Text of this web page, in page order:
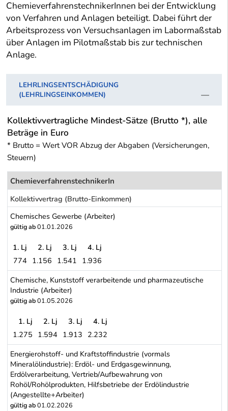
ChemieverfahrenstechnikerInnen bei der Entwicklung
von Verfahren und Anlagen beteiligt. Dabei führt der
Arbeitsprozess von Versuchsanlagen im Labormaßstab
über Anlagen im Pilotmaßstab bis zur technischen
Anlage.
LEHRLINGSENTSCHÄDIGUNG
(LEHRLINGSEINKOMMEN)
Kollektivvertragliche Mindest-Sätze (Brutto *), alle
Beträge in Euro
* Brutto = Wert VOR Abzug der Abgaben (Versicherungen,
Steuern)
ChemieverfahrenstechnikerIn
Kollektivvertrag (Brutto-Einkommen)
Chemisches Gewerbe (Arbeiter)
gültig ab01.01.2026
Chemisches Gewerbe (Arbeiter)
1. Lj 2. Lj 3. Lj
4. Lj
774 1.156 1.541 1.936
Chemische, Kunststoff verarbeitende und pharmazeutische
Industrie (Arbeiter)
gültig ab01.05.2026
Chemische, Kunststoff verarbeitende und pharmazeutische
1. Lj 2. Lj 3. Lj
4. Lj
1.275 1.594 1.913 2.232
Energierohstoff- und Kraftstoffindustrie (vormals
Mineralölindustrie): Erdöl- und Erdgasgewinnung,
Erdölverarbeitung, Vertrieb/Aufbewahrung von
Rohöl/Rohölprodukten, Hilfsbetriebe der Erdölindustrie
(Angestellte+Arbeiter)
gültig ab01.02.2026